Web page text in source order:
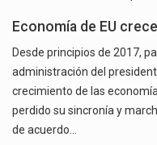
Economía de EU
Desde principios de 2017,
administración del
crecimiento de las
perdido su sincronía y
de acuerdo…